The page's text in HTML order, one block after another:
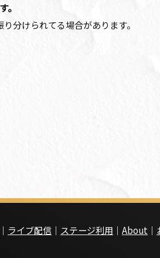
。
分けられてる場合があります。
｜ ライブ配信 ｜ ステージ利用 ｜ About ｜